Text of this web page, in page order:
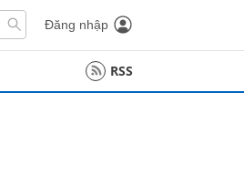
Đăng nhập
RSS